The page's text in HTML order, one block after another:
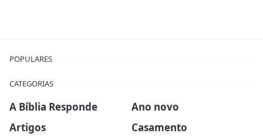
POPULARES
CATEGORIAS
A Bíblia Responde
Ano novo
Artigos
Casamento